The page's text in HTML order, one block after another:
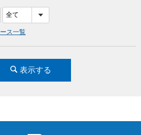
ス一覧
表示する